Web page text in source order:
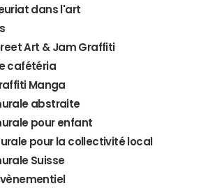
dans l'art
Art & Jam Graffiti
cafétéria
Manga
abstraite
pour enfant
pour la collectivité local
Suisse